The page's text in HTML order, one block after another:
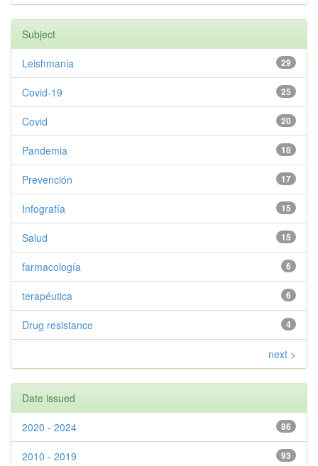
Subject
29
Leishmania
25
Covid-19
20
Covid
18
Pandemia
17
Prevención
15
Infografía
15
Salud
6
farmacología
6
terapéutica
4
Drug resistance
next >
Date issued
86
2020 - 2024
93
2010 - 2019